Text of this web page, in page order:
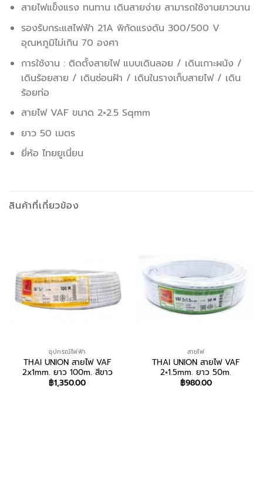
สายไฟแข็งแรง ทนทาน เดินสายง่าย สามารถใช้งานยาวนาน
รองรับกระแสไฟฟ้า 21A พิกัดแรงดัน 300/500 V
อุณหภูมิไม่เกิน 70 องศา
การใช้งาน : ติดตั้งสายไฟ แบบเดินลอย / เดินเกาะผนัง /
เดินร้อยสาย / เดินซ่อนฝ้า / เดินในรางเก็บสายไฟ / เดิน
ร้อยท่อ
สายไฟ VAF ขนาด 2×2.5 Sqmm
ยาว 50 เมตร
ยี่ห้อ ไทยยูเนี่ยน
สินค้าที่เกี่ยวข้อง
อุปกรณ์ไฟฟ้า
THAI UNION สายไฟ VAF
2x1mm. ยาว 100m. สีขาว
฿1,350.00
สายไฟ
THAI UNION สายไฟ VAF
2×1.5mm. ยาว 50m.
฿980.00